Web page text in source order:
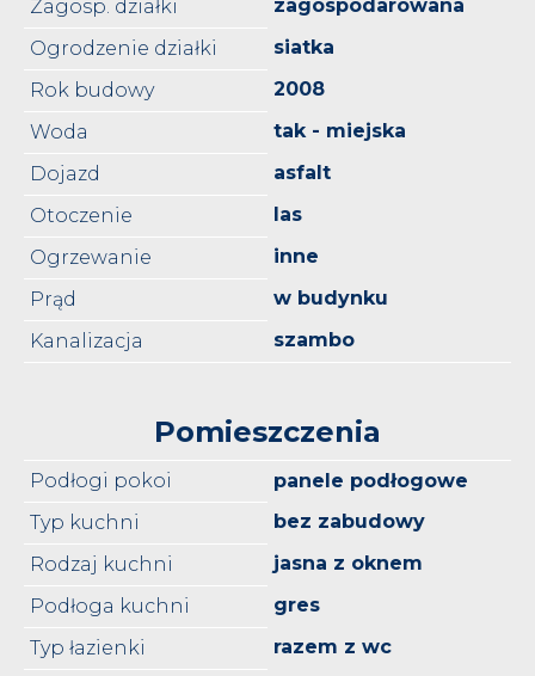
Zagosp. działki
zagospodarowana
Ogrodzenie działki
siatka
Rok budowy
2008
Woda
tak - miejska
Dojazd
asfalt
Otoczenie
las
Ogrzewanie
inne
Prąd
w budynku
Kanalizacja
szambo
Pomieszczenia
Podłogi pokoi
panele podłogowe
Typ kuchni
bez zabudowy
Rodzaj kuchni
jasna z oknem
Podłoga kuchni
gres
Typ łazienki
razem z wc